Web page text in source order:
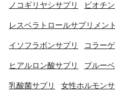
ノコギリヤシサプリ ビオチ
レスベラトロールサプリメント
イソフラボンサプリ コラー
ヒアルロン酸サプリ ブルー
乳酸菌サプリ 女性ホルモン